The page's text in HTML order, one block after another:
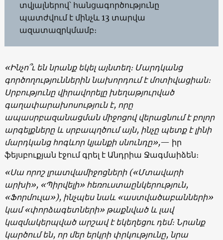
տվյալներով՝ հանցագործությունը
պատժվում է մինչև 13 տարվա
ազատազրկմամբ։
«Ինչո՞ւ են նրանք եկել այնտեղ։ Մարդկանց
գործողություններին նախորդում է մոտիվացիան։
Սրբությունը վիրավորելը խեղաթյուրված
գաղափարախոսություն է, որը
ապասրբազանացման միջոցով վերացնում է բոլոր
արգելքները և սրբապղծում այն, ինչը պետք է լինի
մարդկանց հոգևոր կյանքի սնունդը»,— իր
ֆեյսբուքյան էջում գրել է Անդրիա Ջագմաիձեն։
«Սա որոշ լրատվամիջոցների («Մտավարի
արխի», «Պիրվելի» հեռուստաընկերություն,
«Ֆորմուլա»), ինչպես նաև «աստվածաբանների»
կամ «փորձագետների» թաքնված և լավ
կազմակերպված արշավ է եկեղեցու դեմ։ Նրանք
կարծում են, որ մեր երկրի փրկությունը, նրա